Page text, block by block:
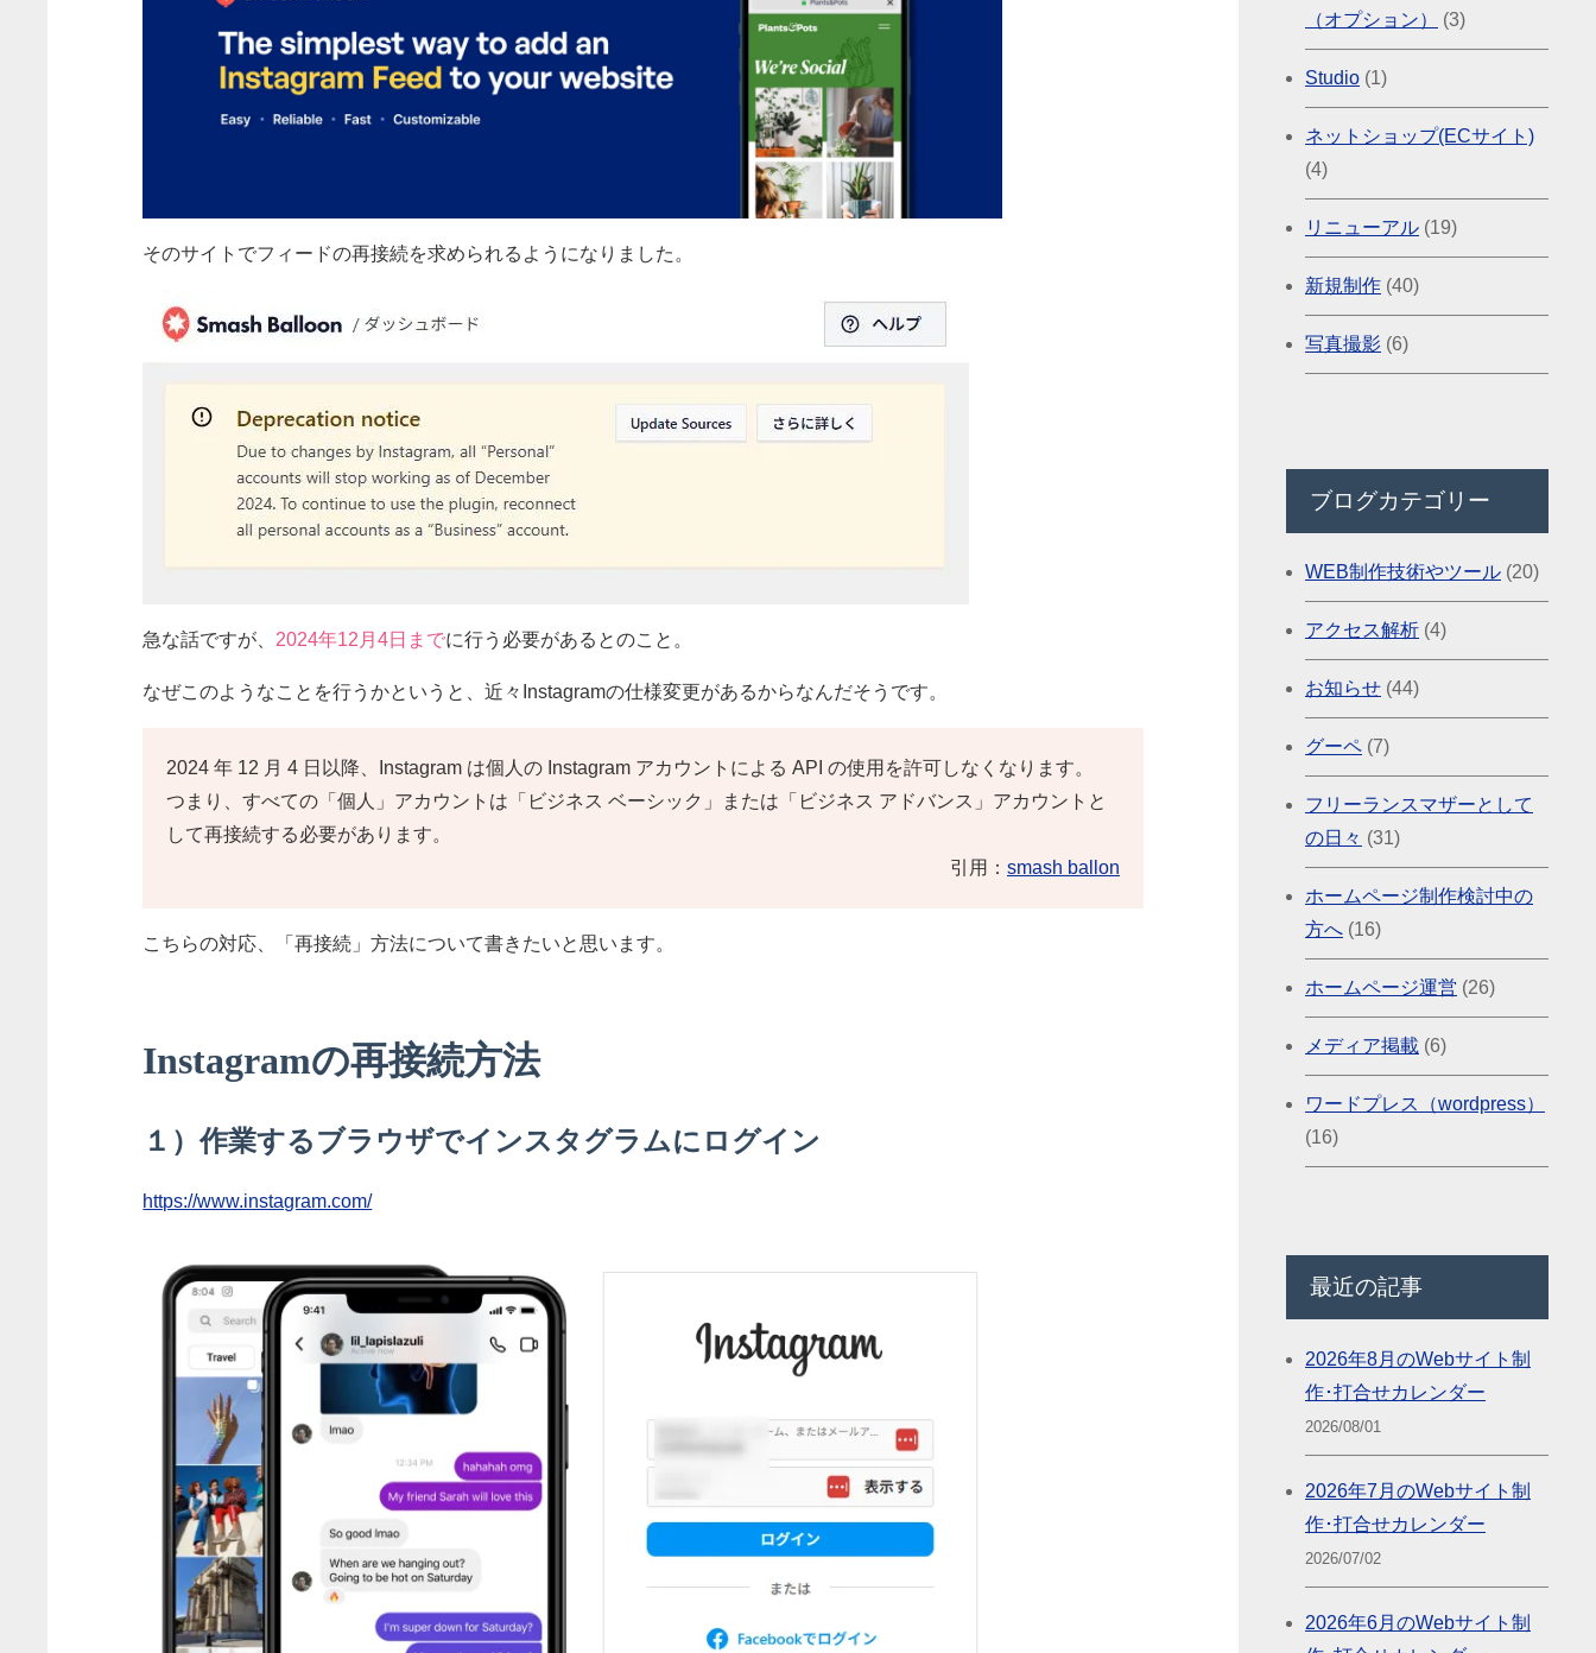
そのサイトでフィードの再接続を求められるようになりました。
急な話ですが、 2024年12月4日までに行う必要があるとのこと。
なぜこのようなことを行うかというと、近々Instagramの仕様変更があるからなんだそうです。
2024 年 12 月 4 日以降、Instagram は個人の Instagram アカウントによる API の使用を許可しなくなります。
つまり、すべての「個人」アカウントは「ビジネス ベーシック」または「ビジネス アドバンス」アカウントと
して再接続する必要があります。
引用： smash ballon
こちらの対応、「再接続」方法について書きたいと思います。
Instagramの再接続方法
１）作業するブラウザでインスタグラムにログイン
https://www.instagram.com/
（オプション）
(3)
Studio (1)
ネットショップ(ECサイト)
(4)
リニューアル (19)
新規制作 (40)
写真撮影 (6)
ブログカテゴリー
WEB制作技術やツール (20)
アクセス解析 (4)
お知らせ (44)
グーペ (7)
フリーランスマザーとして
の日々 (31)
ホームページ制作検討中の
方へ (16)
ホームページ運営 (26)
メディア掲載 (6)
ワードプレス（wordpress）
(16)
最近の記事
2026年8月のWebサイト制
作･打合せカレンダー
2026/08/01
2026年7月のWebサイト制
作･打合せカレンダー
2026/07/02
2026年6月のWebサイト制